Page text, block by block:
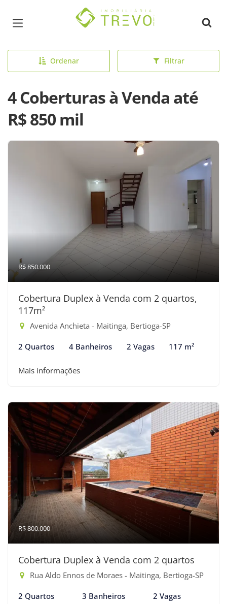
Página inicial
Ordenar Filtrar
4 Coberturas à Venda até
R$ 850 mil
R$ 850.000
Cobertura Duplex à Venda com 2 quartos,
117m²
Avenida Anchieta - Maitinga, Bertioga-SP
2 Quartos 4 Banheiros 2 Vagas 117 m²
Mais informações
R$ 800.000
Cobertura Duplex à Venda com 2 quartos
Rua Aldo Ennos de Moraes - Maitinga, Bertioga-SP
2 Quartos 3 Banheiros 2 Vagas